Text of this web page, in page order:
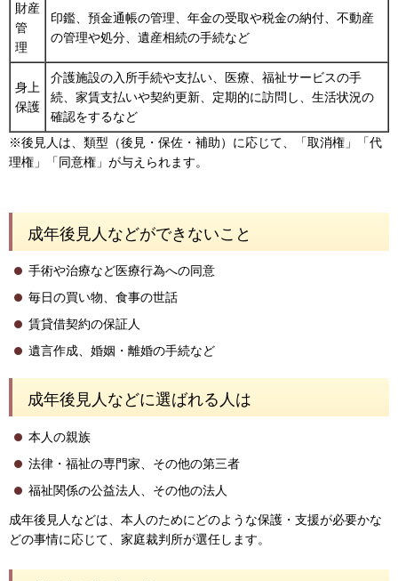
財産
管
理
印鑑、預金通帳の管理、年金の受取や税金の納付、不動産
の管理や処分、遺産相続の手続など
身上
保護
介護施設の入所手続や支払い、医療、福祉サービスの手
続、家賃支払いや契約更新、定期的に訪問し、生活状況の
確認をするなど
※後見人は、類型（後見・保佐・補助）に応じて、「取消権」「代
理権」「同意権」が与えられます。
成年後見人などができないこと
手術や治療など医療行為への同意
毎日の買い物、食事の世話
賃貸借契約の保証人
遺言作成、婚姻・離婚の手続など
成年後見人などに選ばれる人は
本人の親族
法律・福祉の専門家、その他の第三者
福祉関係の公益法人、その他の法人
成年後見人などは、本人のためにどのような保護・支援が必要かな
どの事情に応じて、家庭裁判所が選任します。